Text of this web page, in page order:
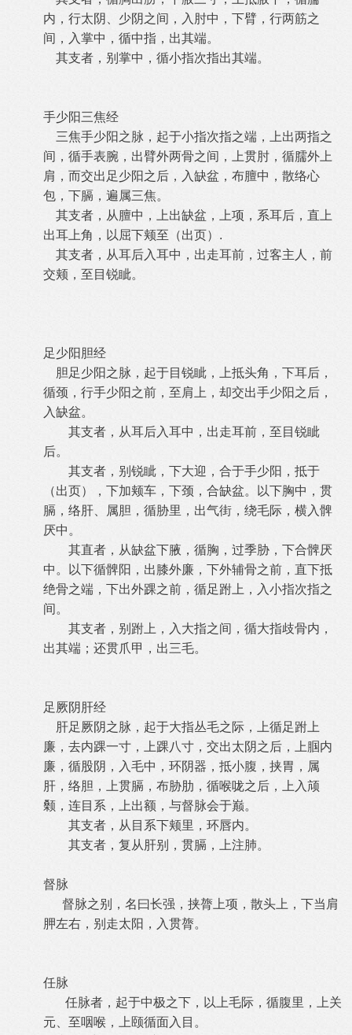
内，行太阴、少阴之间，入肘中，下臂，行两筋之
间，入掌中，循中指，出其端。
其支者，别掌中，循小指次指出其端。
手少阳三焦经
三焦手少阳之脉，起于小指次指之端，上出两指之
间，循手表腕，出臂外两骨之间，上贯肘，循臑外上
肩，而交出足少阳之后，入缺盆，布膻中，散络心
包，下膈，遍属三焦。
其支者，从膻中，上出缺盆，上项，系耳后，直上
出耳上角，以屈下颊至（出页）.
其支者，从耳后入耳中，出走耳前，过客主人，前
交颊，至目锐眦。
足少阳胆经
胆足少阳之脉，起于目锐眦，上抵头角，下耳后，
循颈，行手少阳之前，至肩上，却交出手少阳之后，
入缺盆。
其支者，从耳后入耳中，出走耳前，至目锐眦
后。
其支者，别锐眦，下大迎，合于手少阳，抵于
（出页），下加颊车，下颈，合缺盆。以下胸中，贯
膈，络肝、属胆，循胁里，出气街，绕毛际，横入髀
厌中。
其直者，从缺盆下腋，循胸，过季胁，下合髀厌
中。以下循髀阳，出膝外廉，下外辅骨之前，直下抵
绝骨之端，下出外踝之前，循足跗上，入小指次指之
间。
其支者，别跗上，入大指之间，循大指歧骨内，
出其端；还贯爪甲，出三毛。
足厥阴肝经
肝足厥阴之脉，起于大指丛毛之际，上循足跗上
廉，去内踝一寸，上踝八寸，交出太阴之后，上腘内
廉，循股阴，入毛中，环阴器，抵小腹，挟胃，属
肝，络胆，上贯膈，布胁肋，循喉咙之后，上入颃
颡，连目系，上出额，与督脉会于巅。
其支者，从目系下颊里，环唇内。
其支者，复从肝别，贯膈，上注肺。
督脉
督脉之别，名曰长强，挟膂上项，散头上，下当肩
胛左右，别走太阳，入贯膂。
任脉
任脉者，起于中极之下，以上毛际，循腹里，上关
元、至咽喉，上颐循面入目。